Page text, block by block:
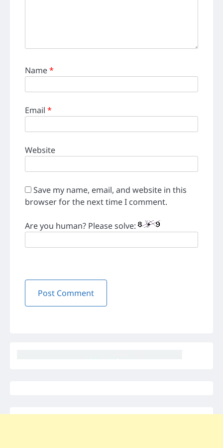
Name*
Email *
Website
Save my name, email, and website in this
browser for the next time I comment.
Are you human? Please solve: